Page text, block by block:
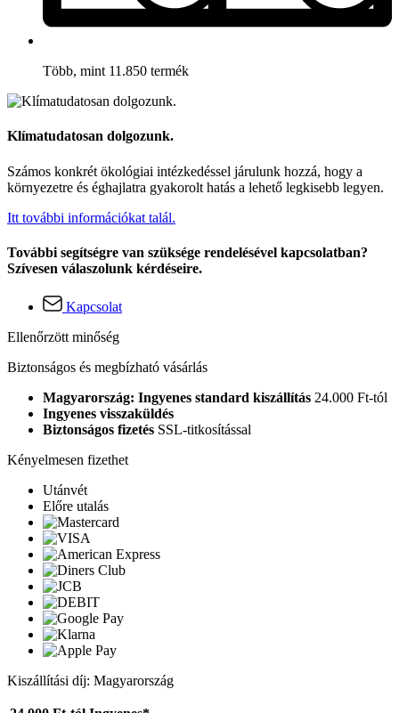
Több, mint 11.850 termék
Klímatudatosan dolgozunk.
Számos konkrét ökológiai intézkedéssel járulunk hozzá, hogy a
környezetre és éghajlatra gyakorolt hatás a lehető legkisebb legyen.
Itt további információkat talál.
További segítségre van szüksége rendelésével kapcsolatban?
Szívesen válaszolunk kérdéseire.
Kapcsolat
Ellenőrzött minőség
Biztonságos és megbízható vásárlás
Magyarország: Ingyenes standard kiszállítás 24.000 Ft-tól
Ingyenes visszaküldés
Biztonságos fizetés SSL-titkosítással
Kényelmesen fizethet
Utánvét
Előre utalás
Kiszállítási díj: Magyarország